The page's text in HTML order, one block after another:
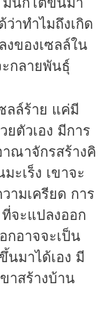
าทำไมถึงเกิด
งของเซลล์ใน
ะกลายพันธุ์
ลล์ร้าย แค่มี
ตัวเอง มีการ
าณาจักรสร้างคิ
ะเร็ง เขาจะ
ามเครียด การ
จะแปลงออก
กอาจจะเป็น
นมาได้เอง มี
าสร้างบ้าน